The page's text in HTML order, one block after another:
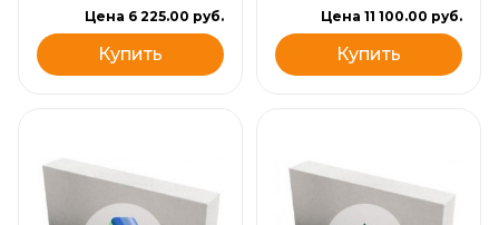
Цена 6 225.00 руб.
Купить
Цена 11 100.00 руб.
Купить